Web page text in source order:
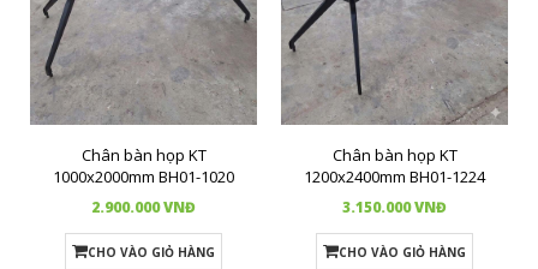
Chân bàn họp KT
1000x2000mm BH01-1020
2.900.000 VNĐ
CHO VÀO GIỎ HÀNG
Chân bàn họp KT
1200x2400mm BH01-1224
3.150.000 VNĐ
CHO VÀO GIỎ HÀNG